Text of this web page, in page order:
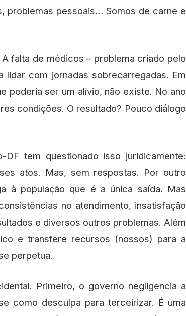
problemas pessoais… Somos de carne e
falta de médicos – problema criado pelo
lidar com jornadas sobrecarregadas. Em
poderia ser um alívio, não existe. No ano
condições. O resultado? Pouco diálogo
tem questionado isso juridicamente:
atos. Mas, sem respostas. Por outro
à população que é a única saída. Mas
no atendimento, insatisfação
e diversos outros problemas. Além
e transfere recursos (nossos) para a
perpetua.
Primeiro, o governo negligencia a
como desculpa para terceirizar. É uma